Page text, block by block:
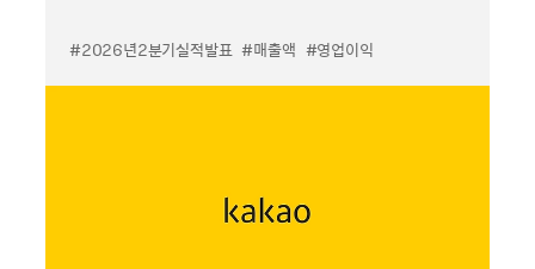
#2026년2분기실적발표 #매출액 #영업이익